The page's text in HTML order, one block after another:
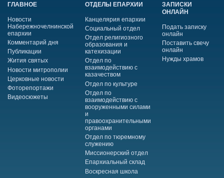
ГЛАВНОЕ
Новости
Набережночелнинской
епархии
Комментарий дня
Публикации
Жития святых
Новости митрополии
Церковные новости
Фоторепортажи
Видеосюжеты
ОТДЕЛЫ ЕПАРХИИ
Канцелярия епархии
Социальный отдел
Отдел религиозного
образования и
катехизации
Отдел по
взаимодействию с
казачеством
Отдел по культуре
Отдел по
взаимодействию с
вооруженными силами
и
правоохранительными
органами
Отдел по тюремному
служению
Миссионерский отдел
Епархиальный склад
Воскресная школа
ЗАПИСКИ
ОНЛАЙН
Подать записку
онлайн
Поставить свечу
онлайн
Нужды храмов